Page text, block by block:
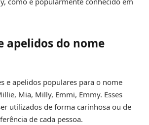
apelidos do nome
e apelidos populares para o nome
Mia, Milly, Emmi, Emmy. Esses
utilizados de forma carinhosa ou de
de cada pessoa.